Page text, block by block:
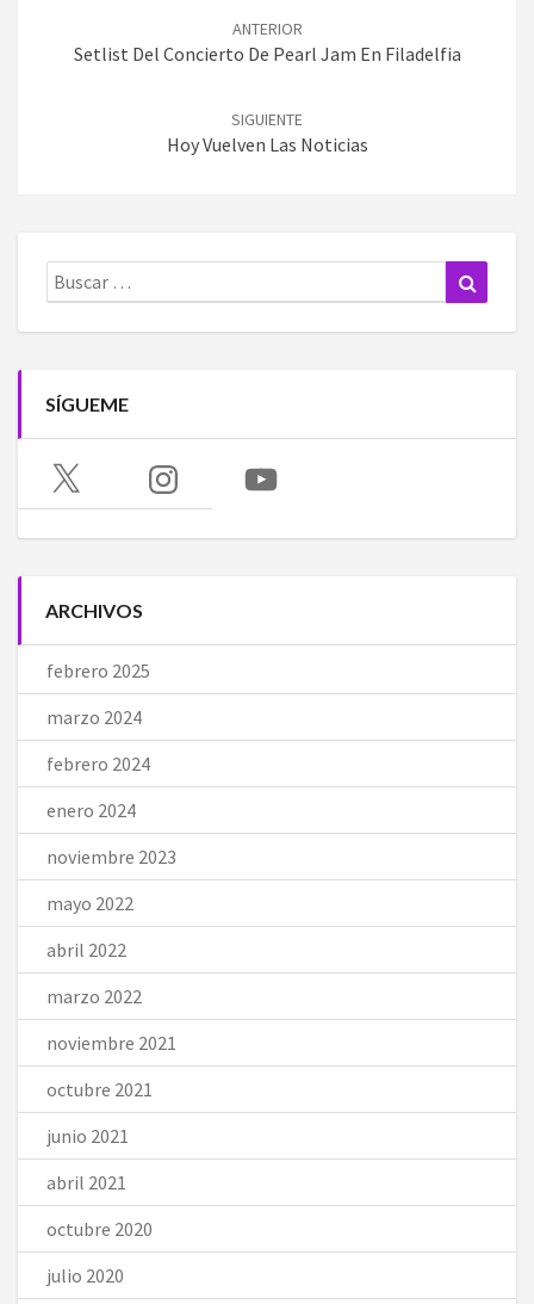
entradas
ANTERIOR
Setlist Del Concierto De Pearl Jam En Filadelfia
SIGUIENTE
Hoy Vuelven Las Noticias
Buscar:
SÍGUEME
X Instagram YouTube
ARCHIVOS
febrero 2025
marzo 2024
febrero 2024
enero 2024
noviembre 2023
mayo 2022
abril 2022
marzo 2022
noviembre 2021
octubre 2021
junio 2021
abril 2021
octubre 2020
julio 2020